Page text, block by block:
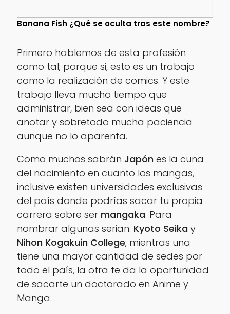
Banana Fish ¿Qué se oculta tras este nombre?
Primero hablemos de esta profesión
como tal; porque si, esto es un trabajo
como la realización de comics. Y este
trabajo lleva mucho tiempo que
administrar, bien sea con ideas que
anotar y sobretodo mucha paciencia
aunque no lo aparenta.
Como muchos sabrán Japón es la cuna
del nacimiento en cuanto los mangas,
inclusive existen universidades exclusivas
del país donde podrías sacar tu propia
carrera sobre ser mangaka. Para
nombrar algunas serian: Kyoto Seika y
Nihon Kogakuin College; mientras una
tiene una mayor cantidad de sedes por
todo el país, la otra te da la oportunidad
de sacarte un doctorado en Anime y
Manga.